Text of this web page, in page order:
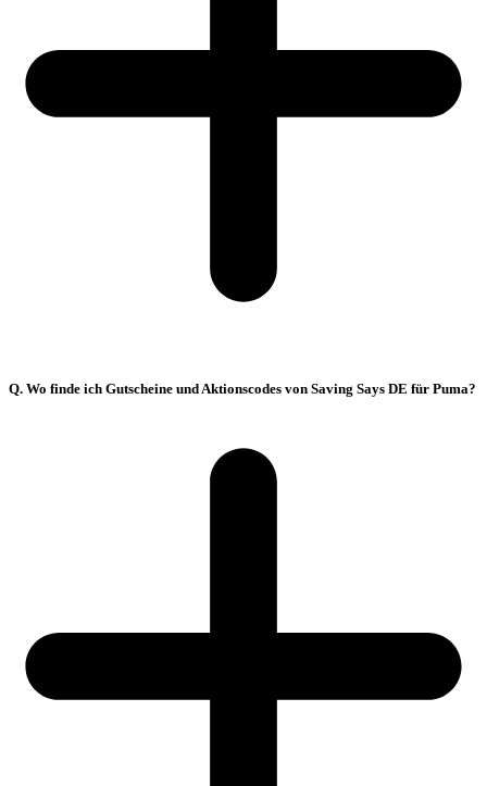
Q. Wo finde ich Gutscheine und Aktionscodes von Saving Says DE für Puma?